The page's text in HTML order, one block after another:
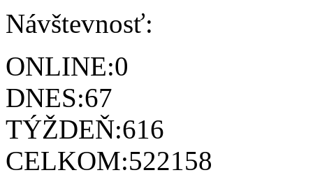
Návštevnosť:
ONLINE:0
DNES:67
TÝŽDEŇ:616
CELKOM:522158